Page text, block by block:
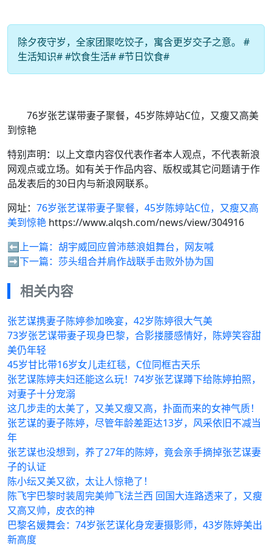
除夕夜守岁，全家团聚吃饺子，寓含更岁交子之意。 #
生活知识# #饮食生活# #节日饮食#
76岁张艺谋带妻子聚餐，45岁陈婷站C位，又瘦又高美
到惊艳
特别声明：以上文章内容仅代表作者本人观点，不代表新浪
网观点或立场。如有关于作品内容、版权或其它问题请于作
品发表后的30日内与新浪网联系。
网址： 76岁张艺谋带妻子聚餐，45岁陈婷站C位，又瘦又高
美到惊艳 https://www.alqsh.com/news/view/304916
⬅️上一篇： 胡宇威回应曾沛慈浪姐舞台，网友喊
➡️下一篇： 莎头组合并肩作战联手击败外协为国
相关内容
张艺谋携妻子陈婷参加晚宴，42岁陈婷很大气美
73岁张艺谋带妻子现身巴黎，合影搂腰感情好，陈婷笑容甜
美仍年轻
45岁甘比带16岁女儿走红毯，C位同框古天乐
张艺谋陈婷夫妇还能这么玩！74岁张艺谋蹲下给陈婷拍照，
对妻子十分宠溺
这几步走的太美了，又美又瘦又高，扑面而来的女神气质！
张艺谋的妻子陈婷，尽管年龄差距达13岁，风采依旧不减当
年
张艺谋也没想到，养了27年的陈婷，竟会亲手摘掉张艺谋妻
子的认证
陈小纭又美又欲，太让人惊艳了！
陈飞宇巴黎时装周完美帅飞法兰西 回国大连路透来了，又瘦
又高又帅，皮衣的神
巴黎名媛舞会：74岁张艺谋化身宠妻摄影师，43岁陈婷美出
新高度